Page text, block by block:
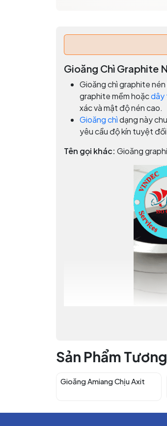
Gioăng Chì Graphite
Gioăng chì graphite
graphite mềm hoặcdây
xác và mật độ nén cao.
Gioăng chìdạng này
yêu cầu độ kín tuyệt
Tên gọi khác: Gioăng
Sản Phẩm
Gioăng Amiang Chịu Axit